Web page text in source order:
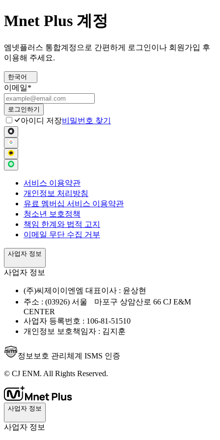
Mnet Plus 계정
엠넷플러스 통합계정으로 간편하게 로그인이나 회원가입 후
이용해 주세요.
한국어
이메일*
로그인하기
아이디 저장비밀번호 찾기
서비스 이용약관
개인정보 처리방침
유료 멤버십 서비스 이용약관
청소년 보호정책
책임 한계와 법적 고지
이메일 무단 수집 거부
사업자 정보
사업자 정보
(주)씨제이이엔엠 대표이사 : 윤상현
주소 : (03926) 서울 마포구 상암산로 66 CJ E&M
CENTER
사업자 등록번호 : 106-81-51510
개인정보 보호책임자 : 김지훈
정보보호 관리체계 ISMS 인증
© CJ ENM. All Rights Reserved.
사업자 정보
사업자 정보